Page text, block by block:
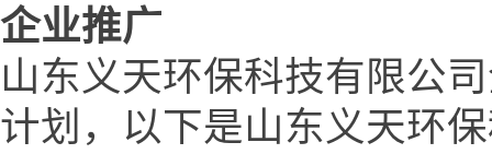
企业推广
山东义天环保科技有限公
计划，以下是山东义天环